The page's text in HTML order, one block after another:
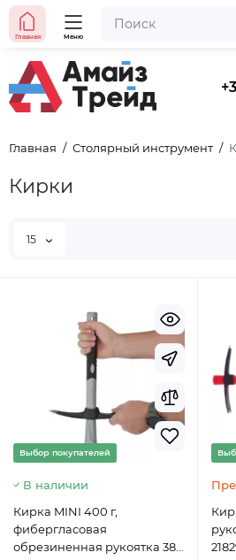
Главная Меню
Главная Столярный инструмент
Кирки
15
Выбор покупателей
В наличии
Кирка MINI 400 г,
фибергласовая
обрезиненная рукоятка 385